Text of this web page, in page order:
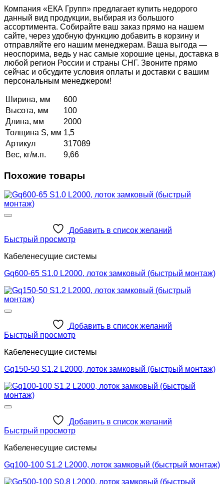
Компания «ЕКА Групп» предлагает купить недорого
данный вид продукции, выбирая из большого
ассортимента. Собирайте ваш заказ прямо на нашем
сайте, через удобную функцию добавить в корзину и
отправляйте его нашим менеджерам. Ваша выгода —
неоспорима, ведь у нас самые хорошие цены, доставка в
любой регион России и страны СНГ. Звоните прямо
сейчас и обсудите условия оплаты и доставки с вашим
персональным менеджером!
Ширина, мм
600
Высота, мм
100
Длина, мм
2000
Толщина S, мм 1,5
Артикул
317089
Вес, кг/м.п.
9,66
Похожие товары
Добавить в список желаний
Быстрый просмотр
Кабеленесущие системы
Gq600-65 S1.0 L2000, лоток замковый (быстрый монтаж)
Добавить в список желаний
Быстрый просмотр
Кабеленесущие системы
Gq150-50 S1.2 L2000, лоток замковый (быстрый монтаж)
Добавить в список желаний
Быстрый просмотр
Кабеленесущие системы
Gq100-100 S1.2 L2000, лоток замковый (быстрый монтаж)